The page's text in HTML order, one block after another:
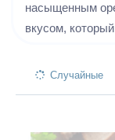
насыщенным
вкусом, который
моркови.Случайные